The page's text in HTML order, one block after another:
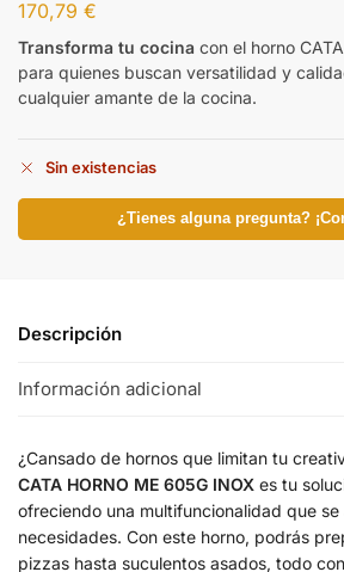
170,79 €
Transforma tu cocina con el horno
para quienes buscan versatilidad y
cualquier amante de la cocina.
Sin existencias
¿Tienes alguna pregunta?
Descripción
Información adicional
¿Cansado de hornos que limitan tu
CATA HORNO ME 605G INOX es tu
ofreciendo una multifuncionalidad que
necesidades. Con este horno, podrás
pizzas hasta suculentos asados, todo